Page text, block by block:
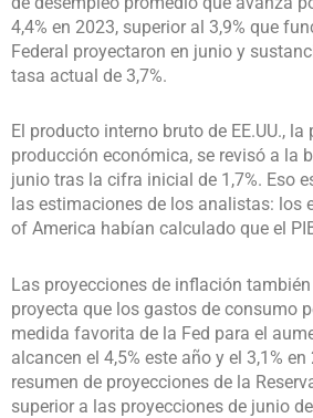
4,4% en 2023, superior al 3,9% que
Federal proyectaron en junio y
tasa actual de 3,7%.
El producto interno bruto de EE.UU.,
producción económica, se revisó a la
junio tras la cifra inicial de 1,7%. Eso
las estimaciones de los analistas: los
of America habían calculado que el
Las proyecciones de inflación
proyecta que los gastos de consumo
medida favorita de la Fed para el
alcancen el 4,5% este año y el 3,1%
resumen de proyecciones de la
superior a las proyecciones de junio